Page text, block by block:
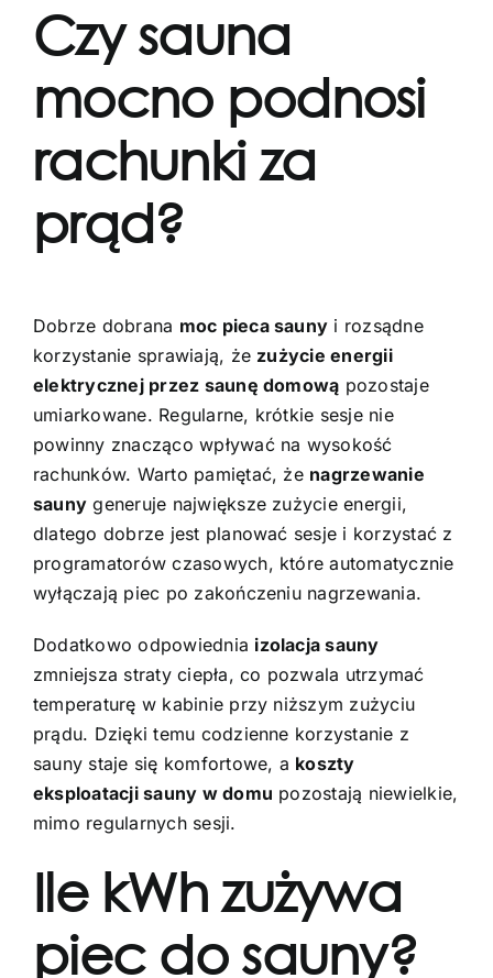
Czy sauna
mocno podnosi
rachunki za
prąd?
Dobrze dobrana moc pieca sauny i rozsądne
korzystanie sprawiają, że zużycie energii
elektrycznej przez saunę domową pozostaje
umiarkowane. Regularne, krótkie sesje nie
powinny znacząco wpływać na wysokość
rachunków. Warto pamiętać, że nagrzewanie
sauny generuje największe zużycie energii,
dlatego dobrze jest planować sesje i korzystać z
programatorów czasowych, które automatycznie
wyłączają piec po zakończeniu nagrzewania.
Dodatkowo odpowiednia izolacja sauny
zmniejsza straty ciepła, co pozwala utrzymać
temperaturę w kabinie przy niższym zużyciu
prądu. Dzięki temu codzienne korzystanie z
sauny staje się komfortowe, a koszty
eksploatacji sauny w domu pozostają niewielkie,
mimo regularnych sesji.
Ile kWh zużywa
piec do sauny?